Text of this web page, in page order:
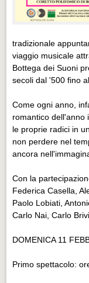
Progetti Aperti
Progetti Realizzati
Progetti
EVENTI
Eventi Vigevano
Eventi
Eventi
tradizionale
viaggio musicale
Bottega dei Suoni
secoli dal '500 fino
Come ogni anno,
romantico dell'anno
le proprie radici in
non perdere nel
ancora
Con la
Federica Casella,
Paolo Lobiati,
Carlo Nai, Carlo
DOMENICA 11
Primo spettacolo: